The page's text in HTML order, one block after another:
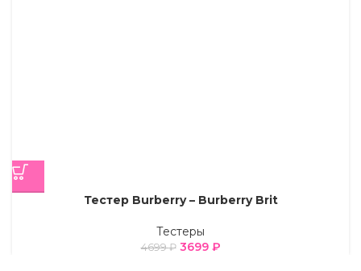
Тестер Burberry – Burberry Brit
Тестеры
4699₽ 3699 ₽